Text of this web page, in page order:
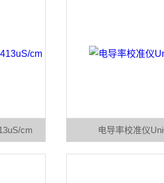
cm 电导率校准仪